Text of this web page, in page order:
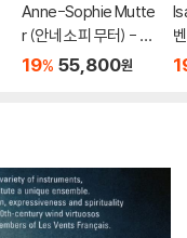
Anne-Sophie Mutte
r (안네 소피 무터) - Ea
st Meets West [2L
19% 55,800원